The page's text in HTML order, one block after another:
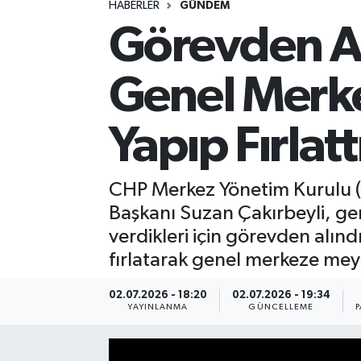
HABERLER GÜNDEM
Görevden
Genel
Yapıp
CHP Merkez Yönetim Kurulu
Başkanı Suzan Çakırbeyli,
verdikleri için görevden
fırlatarak genel merkeze
02.07.2026 - 18:20
YAYINLANMA
02.07.2026 - 19:34
GÜNCELLEME